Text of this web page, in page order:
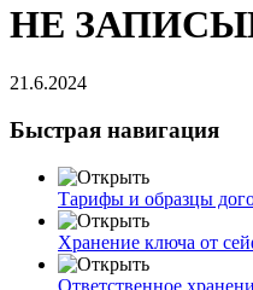
НЕ
21.6.2024
Быстрая навигация
Тарифы и образцы
Хранение ключа от
Ответственное